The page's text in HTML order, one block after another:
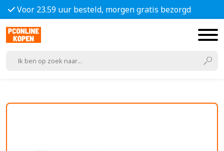
Voor 23.59 uur besteld, morgen gratis bezorgd